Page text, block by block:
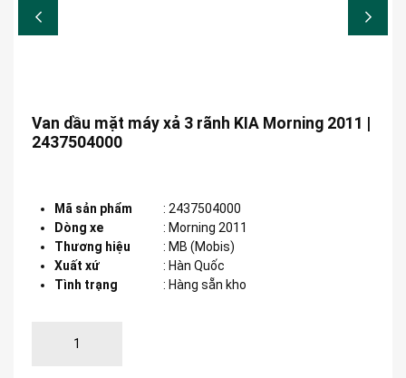
Van dầu mặt máy xả 3 rãnh KIA Morning 2011 |
2437504000
Mã sản phẩm : 2437504000
Dòng xe
: Morning 2011
Thương hiệu
: MB (Mobis)
Xuất xứ
: Hàn Quốc
Tình trạng
: Hàng sẵn kho